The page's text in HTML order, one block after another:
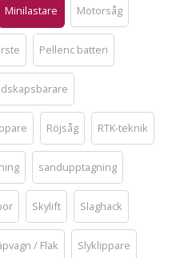
Minilastare Motorsåg
Pellenc batteri
Röjsåg RTK-teknik
sandupptagning
Skylift Slaghack
/ Flak Slyklippare